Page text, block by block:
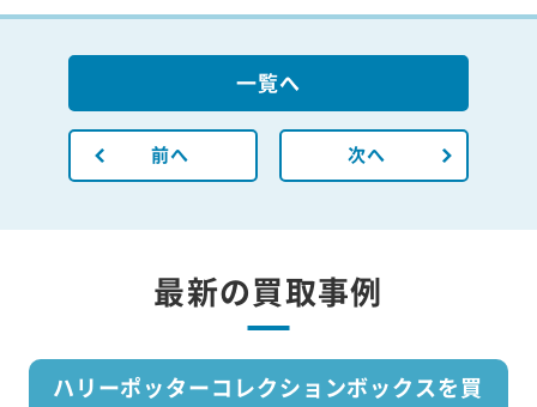
前へ
一覧へ
次へ
最新の買取事例
ハリーポッターコレクションボックスを買